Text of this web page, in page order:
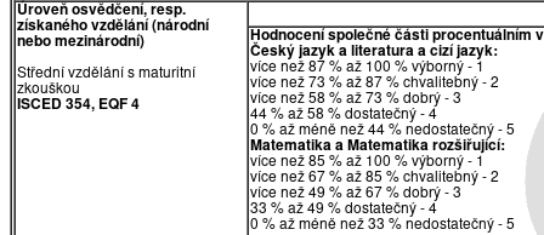
Úroveň osvědčení, resp.
získaného vzdělání (národní
nebo mezinárodní)
Střední vzdělání s maturitní
zkouškou
ISCED 354, EQF 4
Hodnocení společné části procentuálním
Český jazyk a literatura a cizí jazyk:
více než 87 % až 100 % výborný - 1
více než 73 % až 87 % chvalitebný - 2
více než 58 % až 73 % dobrý - 3
44 % až 58 % dostatečný - 4
0 % až méně než 44 % nedostatečný - 5
Matematika a Matematika rozšiřující:
více než 85 % až 100 % výborný - 1
více než 67 % až 85 % chvalitebný - 2
více než 49 % až 67 % dobrý - 3
33 % až 49 % dostatečný - 4
0 % až méně než 33 % nedostatečný - 5